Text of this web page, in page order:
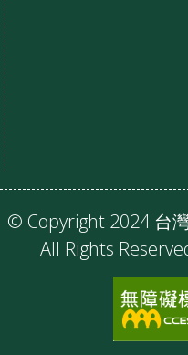
© Copyright 2024 台
All Rights